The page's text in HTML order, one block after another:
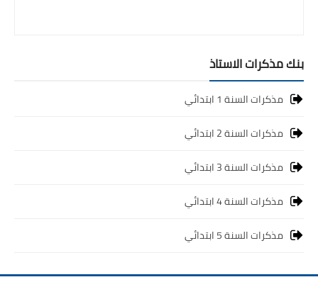
بنك مذكرات الاستاذ
مذكرات السنة 1 ابتدائي
مذكرات السنة 2 ابتدائي
مذكرات السنة 3 ابتدائي
مذكرات السنة 4 ابتدائي
مذكرات السنة 5 ابتدائي